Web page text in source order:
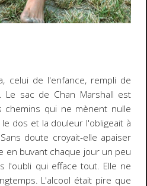
celui de l'enfance, rempli de
Le sac de Chan Marshall est
chemins qui ne mènent nulle
dos et la douleur l'obligeait à
doute croyait-elle apaiser
en buvant chaque jour un peu
l'oubli qui efface tout. Elle ne
L'alcool était pire que